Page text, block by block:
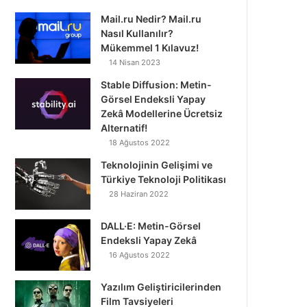
Mail.ru Nedir? Mail.ru
Nasıl Kullanılır?
Mükemmel 1 Kılavuz!
14 Nisan 2023
Stable Diffusion: Metin-
Görsel Endeksli Yapay
Zekâ Modellerine Ücretsiz
Alternatif!
18 Ağustos 2022
Teknolojinin Gelişimi ve
Türkiye Teknoloji Politikası
28 Haziran 2022
DALL·E: Metin-Görsel
Endeksli Yapay Zekâ
16 Ağustos 2022
Yazılım Geliştiricilerinden
Film Tavsiyeleri